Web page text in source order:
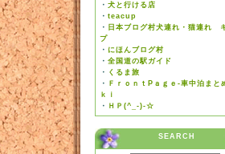
・ 犬と行ける店
・ teacup
・ 日本ブログ村犬連れ・猫連れ
プ
・ にほんブログ村
・ 全国道の駅ガイド
・ くるま旅
・ ＦｒｏｎｔPａｇｅ-車中泊まと
ｋｉ
・ ＨＰ(^_-)-☆
SEARCH